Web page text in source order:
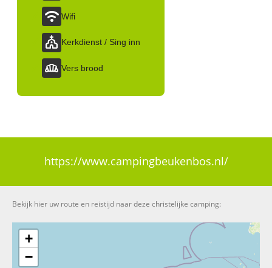
wifi Wifi
Church Kerkdienst / Sing inn
Bakery_Dining Vers brood
https://www.campingbeukenbos.nl/
Bekijk hier uw route en reistijd naar deze christelijke camping:
+
−